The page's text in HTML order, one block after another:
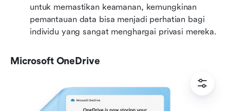
untuk memastikan keamanan, kemungkinan
pemantauan data bisa menjadi perhatian bagi
individu yang sangat menghargai privasi mereka.
Microsoft OneDrive